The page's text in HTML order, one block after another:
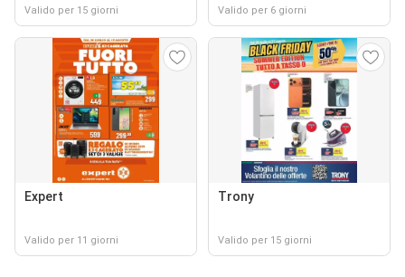
Valido per 15 giorni Valido per 6 giorni
Expert
Valido per 11 giorni
Trony
Valido per 15 giorni